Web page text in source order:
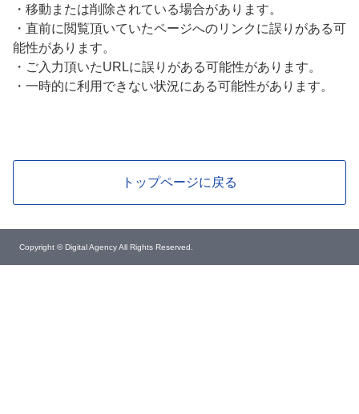
・ 移動または削除されている場合があります。
・ 直前に閲覧頂いていたページへのリンクに誤りがある可
能性があります。
・ ご入力頂いたURLに誤りがある可能性があります。
・ 一時的に利用できない状況にある可能性があります。
トップページに戻る
Copyright © Digital Agency All Rights Reserved.